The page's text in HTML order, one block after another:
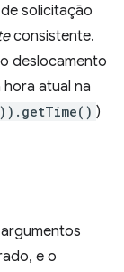
solicitação
consistente.
deslocamento
atual na
)
e o